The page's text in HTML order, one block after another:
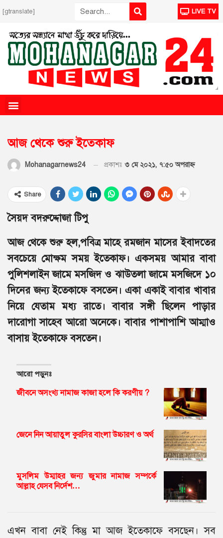
[gtranslate] LIVE TV
আজ থেকে শুরু ইতেকাফ
Mohanagarnews24 প্রকাশঃ ৩ মে ২০২১, ৭:৫০ অপরাহ্ণ
Share
সৈয়দ বদরুদ্দোজা টিপু
আজ থেকে শুরু হল,পবিত্র মাহে রমজান মাসের ইবাদতের
সবচেয়ে মোক্ষম সময় ইতেকাফ। একসময় আমার বাবা
পুলিশলাইন জামে মসজিদ ও ঝাউতলা জামে মসজিদে ১০
দিনের জন্য ইতেকাফে বসতেন। একা একাই বাবার খাবার
নিয়ে যেতাম মধ্য রাতে। বাবার সঙ্গী ছিলেন পাড়ার
দারোগা সাহেব আরো অনেকে। বাবার পাশাপাশি আম্মাও
বাসায় ইতেকাফে বসতেন।
আরো পড়ুনঃ
জীবনে অসংখ্য নামাজ কাজা হলে কি করণীয় ?
জেনে নিন আয়াতুল কুরসির বাংলা উচ্চারণ ও অর্থ
মুসলিম উম্মাহর জন্য জুমার নামাজ সম্পর্কে
আল্লাহ যেসব নির্দেশ…
এখন বাবা নেই কিন্তু মা আজ ইতেকাফে বসছেন। সব